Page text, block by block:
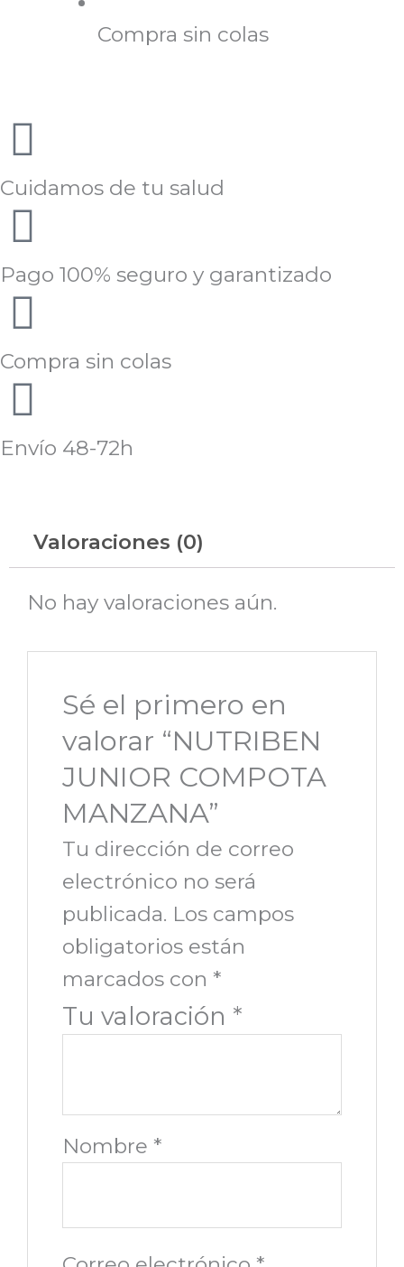
Compra sin colas
Cuidamos de tu salud
Pago 100% seguro y garantizado
Compra sin colas
Envío 48-72h
Valoraciones (0)
No hay valoraciones aún.
Sé el primero en
valorar “NUTRIBEN
JUNIOR COMPOTA
MANZANA”
Tu dirección de correo
electrónico no será
publicada. Los campos
obligatorios están
marcados con *
Tu valoración *
Nombre *